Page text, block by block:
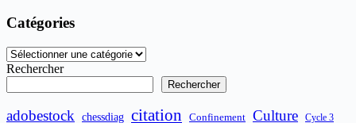
Catégories
Catégories
Rechercher
Rechercher
adobestock chessdiag citation Confinement Culture Cycle 3